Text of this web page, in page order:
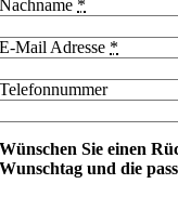
Nachname *
E-Mail Adresse *
Telefonnummer
Wünschen Sie einen
Wunschtag und die